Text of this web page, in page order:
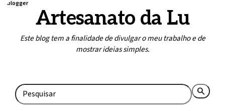
blogger
Artesanato da Lu
Este blog tem a finalidade de divulgar o meu trabalho e de
mostrar ideias simples.
search